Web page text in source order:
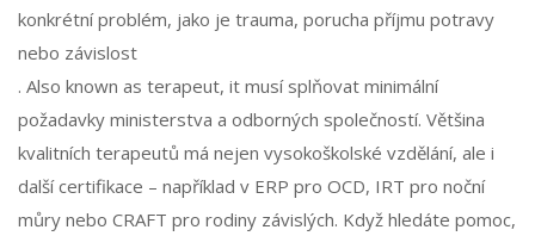
konkrétní problém, jako je trauma, porucha příjmu potravy
nebo závislost
. Also known as terapeut, it musí splňovat minimální
požadavky ministerstva a odborných společností. Většina
kvalitních terapeutů má nejen vysokoškolské vzdělání, ale i
další certifikace – například v ERP pro OCD, IRT pro noční
můry nebo CRAFT pro rodiny závislých. Když hledáte pomoc,